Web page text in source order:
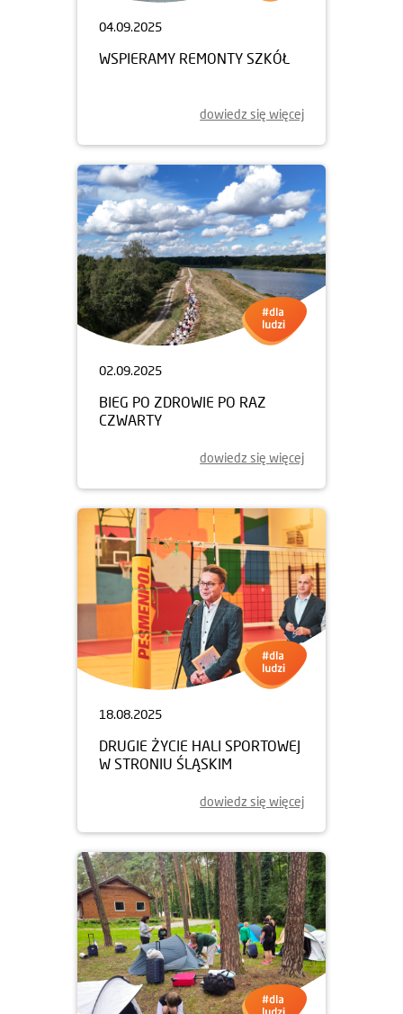
04.09.2025
WSPIERAMY REMONTY SZKÓŁ
dowiedz się więcej
02.09.2025
BIEG PO ZDROWIE PO RAZ
CZWARTY
dowiedz się więcej
18.08.2025
DRUGIE ŻYCIE HALI SPORTOWEJ
W STRONIU ŚLĄSKIM
dowiedz się więcej